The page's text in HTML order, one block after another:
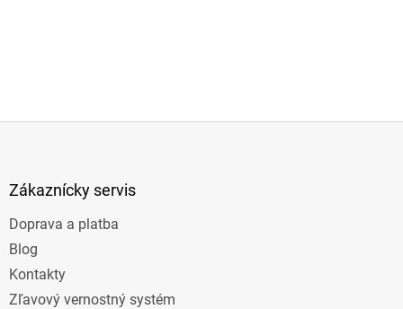
Zákaznícky servis
Doprava a platba
Blog
Kontakty
Zľavový vernostný systém